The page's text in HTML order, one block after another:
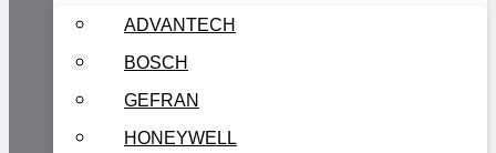
ADVANTECH
BOSCH
GEFRAN
HONEYWELL